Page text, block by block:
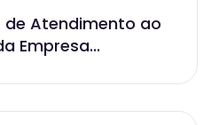
de Atendimento ao
Empresa...